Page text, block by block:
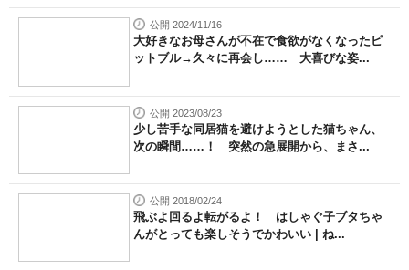
公開 2024/11/16
大好きなお母さんが不在で食欲がなくなったピ
ットブル→久々に再会し…… 大喜びな姿...
公開 2023/08/23
少し苦手な同居猫を避けようとした猫ちゃん、
次の瞬間……！ 突然の急展開から、まさ...
公開 2018/02/24
飛ぶよ回るよ転がるよ！ はしゃぐ子ブタちゃ
んがとっても楽しそうでかわいい | ね...